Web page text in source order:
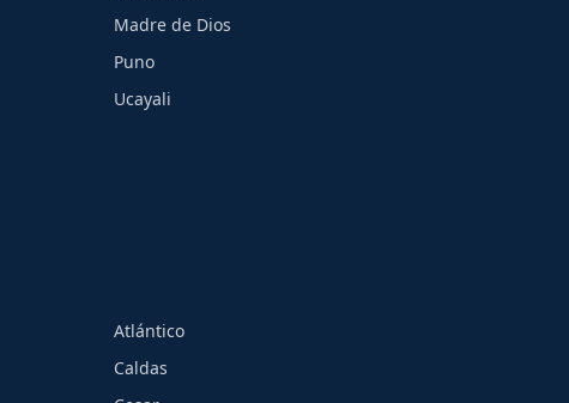
Madre de Dios
Puno
Ucayali
Atlántico
Caldas